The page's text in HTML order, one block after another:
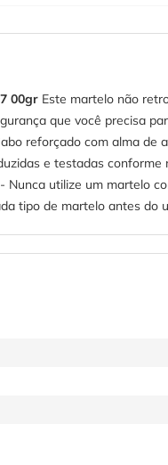
7 00gr Este martelo não
que você precisa
reforçado com alma
e testadas conforme
utilize um martelo
tipo de martelo antes do